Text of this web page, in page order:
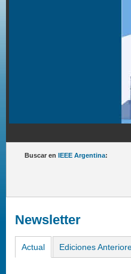
Buscar en IEEE Argentina:
Newsletter
Actual Ediciones